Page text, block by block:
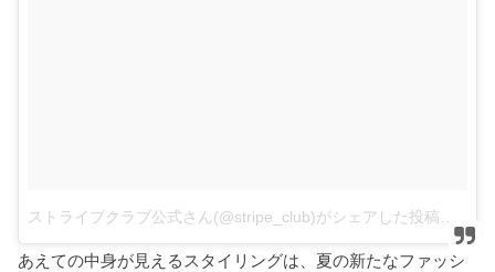
ストライプクラブ公式さん(@stripe_club)がシェアした投稿
あえての中身が見えるスタイリングは、夏の新たなファッシ